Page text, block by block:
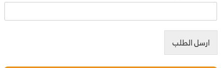
ارسل الطلب